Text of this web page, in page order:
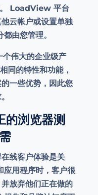
LoadView 平台
云帐户或设置单独
由您管理。
伟大的企业级产
同的特性和功能，
一些优势，因此您
浏览器测
线客户体验是关
应用程序时，客户很
放弃他们正在做的